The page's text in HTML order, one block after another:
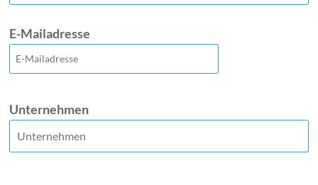
E-Mailadresse
Unternehmen